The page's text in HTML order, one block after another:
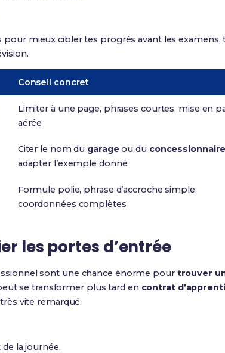
pour mieux cibler tes progrès avant les examens,
Conseil concret
Limiter à une page, phrases courtes, mise en
aérée
Citer le nom du garageou du
adapter l’exemple donné
Formule polie, phrase d’accroche simple,
coordonnées complètes
les portes d’entrée
sont une chance énorme pour trouver
se transformer plus tard en contrat
vite remarqué.
la journée.